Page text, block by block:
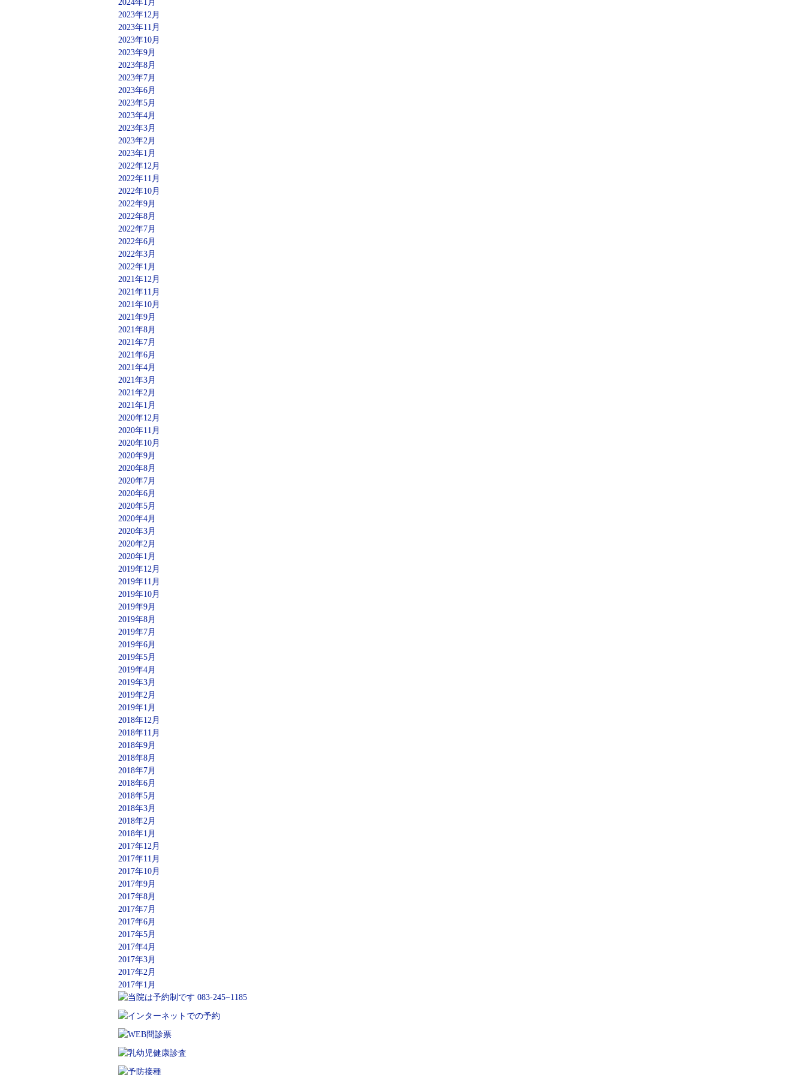
2024年1月
2023年12月
2023年11月
2023年10月
2023年9月
2023年8月
2023年7月
2023年6月
2023年5月
2023年4月
2023年3月
2023年2月
2023年1月
2022年12月
2022年11月
2022年10月
2022年9月
2022年8月
2022年7月
2022年6月
2022年3月
2022年1月
2021年12月
2021年11月
2021年10月
2021年9月
2021年8月
2021年7月
2021年6月
2021年4月
2021年3月
2021年2月
2021年1月
2020年12月
2020年11月
2020年10月
2020年9月
2020年8月
2020年7月
2020年6月
2020年5月
2020年4月
2020年3月
2020年2月
2020年1月
2019年12月
2019年11月
2019年10月
2019年9月
2019年8月
2019年7月
2019年6月
2019年5月
2019年4月
2019年3月
2019年2月
2019年1月
2018年12月
2018年11月
2018年9月
2018年8月
2018年7月
2018年6月
2018年5月
2018年3月
2018年2月
2018年1月
2017年12月
2017年11月
2017年10月
2017年9月
2017年8月
2017年7月
2017年6月
2017年5月
2017年4月
2017年3月
2017年2月
2017年1月